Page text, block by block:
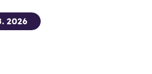
2026